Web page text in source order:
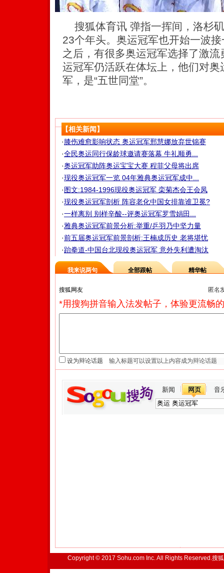
搜狐体育讯 弹指一挥间，洛杉
23个年头。奥运冠军也开始一波
之后，有很多奥运冠军选择了激
运冠军仍活跃在体坛上，他们对
军，是“五世同堂”。
【相关新闻】
·膝伤难愈影响状态 奥运冠军邢慧娜放弃世锦赛
·全民奥运同行保龄球邀请赛落幕 牛礼顺勇...
·奥运冠军助阵奥运宝宝大赛 程菲父母将出席
·现役奥运冠军一览 04年雅典奥运冠军成中...
·图文:1984-1996现役奥运冠军 栾菊杰会王会凤
·现役奥运冠军剖析 阵容老化中国女排靠谁卫冕?
·一样离别 别样辛酸--评奥运冠军罗雪娟田...
·雅典奥运冠军前景分析:举重/乒羽乃中坚力量
·前五届奥运冠军前景剖析:王楠成历史 老将堪忧
·跆拳道-中国台北现役奥运冠军 意外失利遭淘汰
我来说两句 全部跟帖 精华帖
匿名
*用搜狗拼音输入法发帖子，体验更流畅
设为辩论话题
新闻 网页 音
Copyright © 2017 Sohu.com Inc. All Rights Reserved.搜